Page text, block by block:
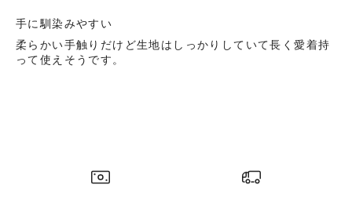
※新製品については、在庫表示が発売開始日までに変動する場合がござ
います。
最新の在庫状況については、ご利用店舗に直接お問い
手に馴染みやすい
柔らかい手触りだけど生地はしっかりしていて長く愛着持
って使えそうです。